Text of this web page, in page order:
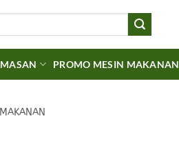
PROMO MESIN MAKANAN